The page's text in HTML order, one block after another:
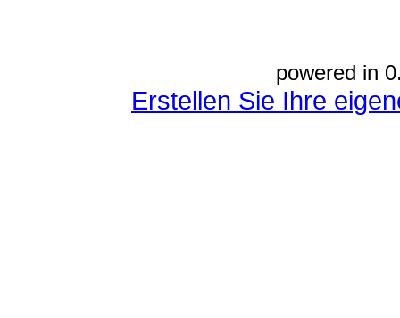
powered in
Erstellen Sie Ihre